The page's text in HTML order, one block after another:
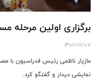
برگزاری اولین مرحله
1401/02/07
مازیار ناظمی رئیس فدراسیون با
نمایشی دیدار و گفتگو کرد.